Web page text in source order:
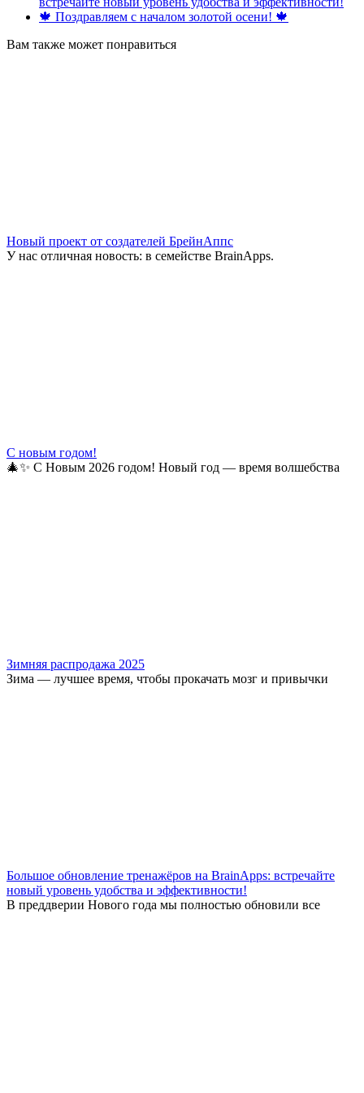
🍁 Поздравляем с началом золотой осени! 🍁
Вам также может понравиться
Новый проект от создателей БрейнАппс
У нас отличная новость: в семействе BrainApps.
С новым годом!
🎄✨ С Новым 2026 годом! Новый год — время волшебства
Зимняя распродажа 2025
Зима — лучшее время, чтобы прокачать мозг и привычки
Большое обновление тренажёров на BrainApps: встречайте
новый уровень удобства и эффективности!
В преддверии Нового года мы полностью обновили все